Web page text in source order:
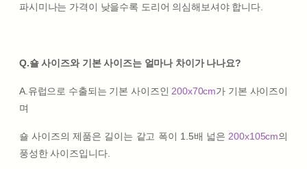
파시미나는 가격이 낮을수록 도리어 의심해보셔야 합니다.
Q.숄 사이즈와 기본 사이즈는 얼마나 차이가 나나요?
A.유럽으로 수출되는 기본 사이즈인 200x70cm가 기본 사이즈이
며
숄 사이즈의 제품은 길이는 같고 폭이 1.5배 넓은 200x105cm의
풍성한 사이즈입니다.